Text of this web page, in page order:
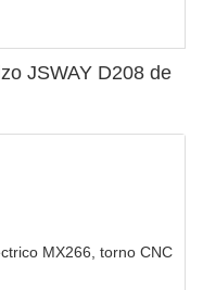
JSWAY D208 de